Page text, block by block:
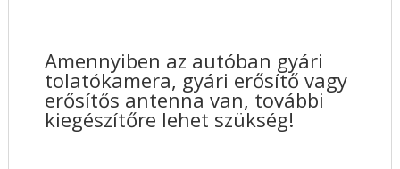
Amennyiben az autóban gyári
tolatókamera, gyári erősítő vagy
erősítős antenna van, további
kiegészítőre lehet szükség!